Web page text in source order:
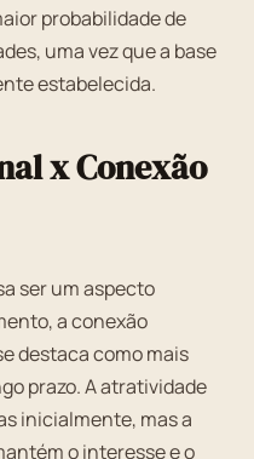
probabilidade de
uma vez que a base
estabelecida.
x Conexão
ser um aspecto
a conexão
destaca como mais
prazo. A atratividade
inicialmente, mas a
o interesse e o